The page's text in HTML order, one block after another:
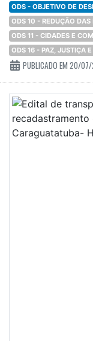
ODS - OBJETIVO DE
ODS 10 - REDUÇÃO DAS
ODS 11 - CIDADES E
ODS 16 - PAZ, JUSTIÇA
PUBLICADO EM 20/